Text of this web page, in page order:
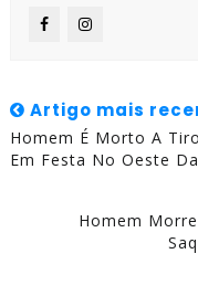
Artigo mais
Homem É Morto A
Em Festa No Oeste
Homem